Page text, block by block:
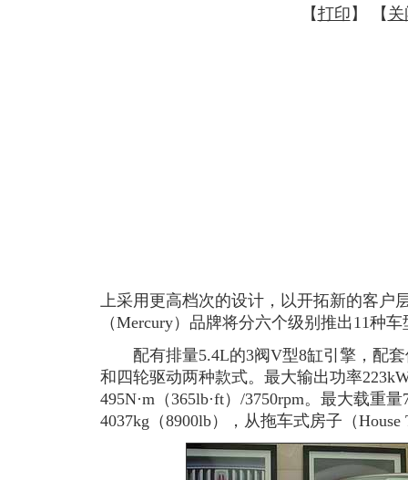
【打印 】 【 关
上采用更高档次的设计，以开拓新的客户
（Mercury）品牌将分六个级别推出11种
配有排量5.4L的3阀V型8缸引擎，配套
和四轮驱动两种款式。最大输出功率
495N·m（365lb·ft）/3750rpm。最大载重
4037kg（8900lb），从拖车式房子（